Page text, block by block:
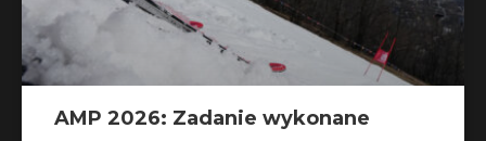
AMP 2026: Zadanie wykonane